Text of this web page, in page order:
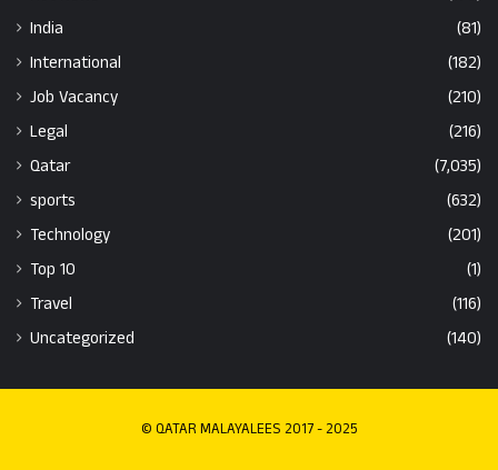
India
(81)
International
(182)
Job Vacancy
(210)
Legal
(216)
Qatar
(7,035)
sports
(632)
Technology
(201)
Top 10
(1)
Travel
(116)
Uncategorized
(140)
© QATAR MALAYALEES 2017 - 2025